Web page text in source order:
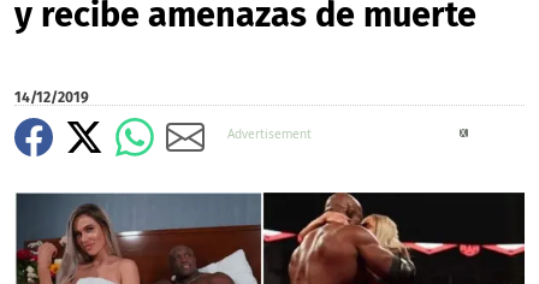
y recibe amenazas de muerte
14/12/2019
X